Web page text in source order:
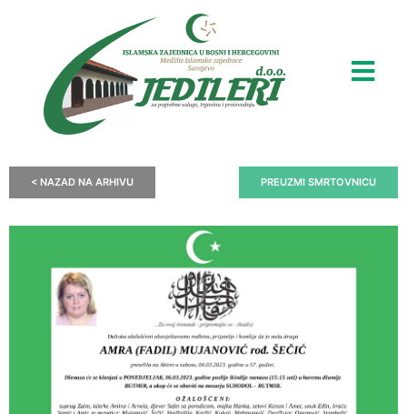
< NAZAD NA ARHIVU PREUZMI SMRTOVNICU